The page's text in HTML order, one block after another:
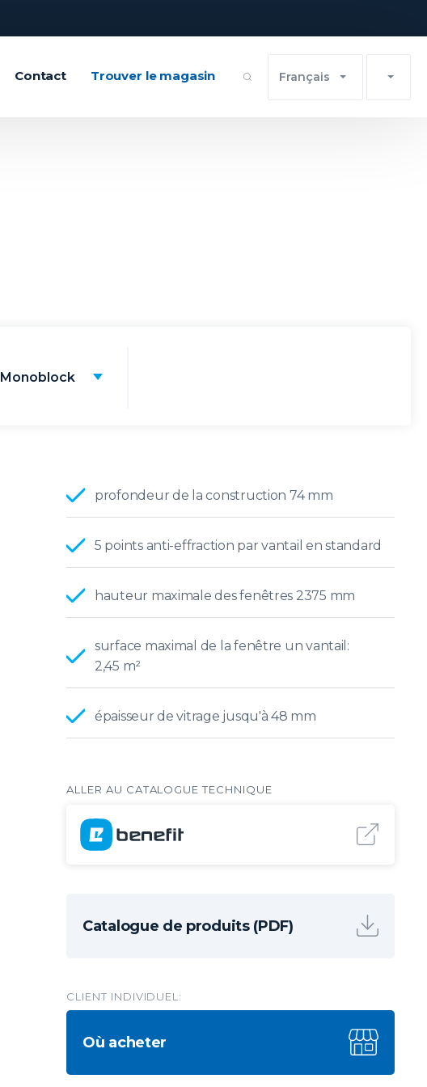
Contact Trouver le magasin Français
Monoblock
profondeur de la construction 74 mm
5 points anti-effraction par vantail en standard
hauteur maximale des fenêtres 2375 mm
surface maximal de la fenêtre un vantail:
2,45 m²
épaisseur de vitrage jusqu'à 48 mm
Catalogue de produits (PDF)
CLIENT INDIVIDUEL:
Où acheter